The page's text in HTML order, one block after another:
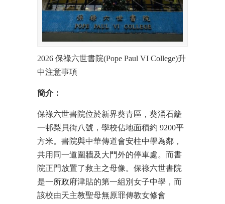
2026 保祿六世書院(Pope Paul VI College)升
中注意事項
簡介：
保祿六世書院位於新界葵青區，葵涌石籬
一邨梨貝街八號，學校佔地面積約 9200平
方米。書院與中華傳道會安柱中學為鄰，
共用同一道圍牆及大門外的停車處。而書
院正門放置了救主之母像。保祿六世書院
是一所政府津貼的第一組別女子中學，而
該校由天主教聖母無原罪傳教女修會